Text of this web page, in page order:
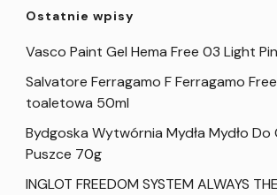
Ostatnie wpisy
Vasco Paint Gel Hema Free 03 Light
Salvatore Ferragamo F Ferragamo
toaletowa 50ml
Bydgoska Wytwórnia Mydła Mydło Do
Puszce 70g
INGLOT FREEDOM SYSTEM ALWAYS